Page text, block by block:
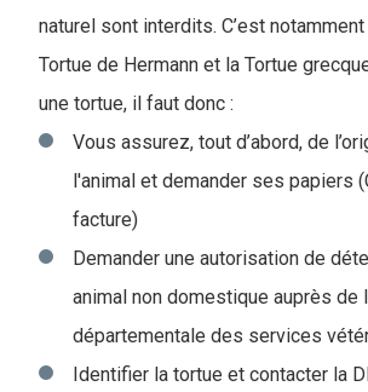
naturel sont interdits. C’est
Tortue de Hermann et la Tortue
une tortue, il faut donc :
Vous assurez, tout d’abord, de
l'animal et demander ses papiers
facture)
Demander une autorisation de
animal non domestique auprès de
départementale des services
Identifier la tortue et contacter la